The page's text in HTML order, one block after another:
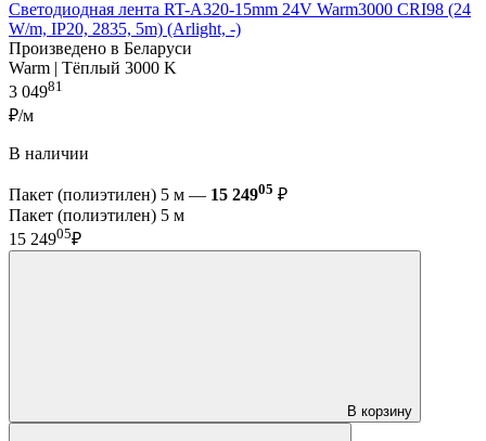
Светодиодная лента RT-A320-15mm 24V Warm3000 CRI98 (24
W/m, IP20, 2835, 5m) (Arlight, -)
Произведено в Беларуси
Warm | Тёплый 3000 K
3 04981
₽/м
В наличии
Пакет (полиэтилен) 5 м — 15 24905 ₽
Пакет (полиэтилен) 5 м
15 24905₽
В корзину